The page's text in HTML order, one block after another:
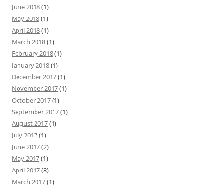
June 2018(1)
May 2018(1)
April 2018(1)
March 2018(1)
February 2018(1)
January 2018(1)
December 2017(1)
November 2017(1)
October 2017(1)
September 2017(1)
August 2017(1)
July 2017(1)
June 2017(2)
May 2017(1)
April 2017(3)
March 2017(1)